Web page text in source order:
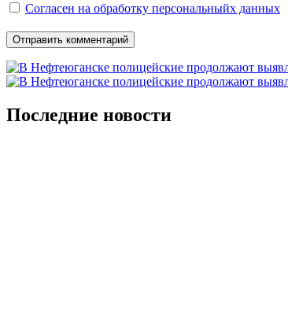
Согласен на обработку персональныйх данных
Последние новости